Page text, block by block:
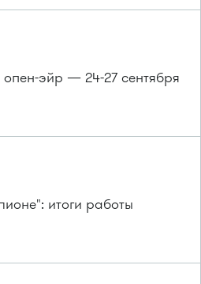
эйр — 24-27 сентября
итоги работы